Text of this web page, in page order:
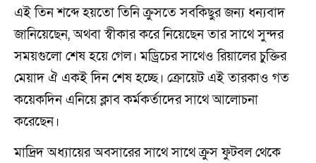
এই তিন শব্দে হয়তো তিনি ক্রুসতে সবকিছুর জন্য ধন্যবাদ
জানিয়েছেন, অথবা স্বীকার করে নিয়েছেন তার সাথে সুন্দর
সময়গুলো শেষ হয়ে গেল। মড্রিচের সাথেও রিয়ালের চুক্তির
মেয়াদ ঐ একই দিন শেষ হচ্ছে। ক্রোয়েট এই তারকাও গত
কয়েকদিন এনিয়ে ক্লাব কর্মকর্তাদের সাথে আলোচনা
করেছেন।
মাদ্রিদ অধ্যায়ের অবসারের সাথে সাথে ক্রুস ফুটবল থেকে